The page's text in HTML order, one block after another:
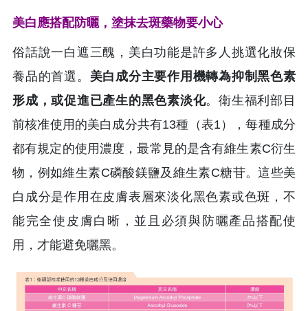
美白應搭配防曬，塗抹去斑藥物要小心
俗話說一白遮三醜，美白功能是許多人挑選化妝保
養品的首選。 美白成分主要作用機轉為抑制黑色素
形成，或促進已產生的黑色素淡化。衛生福利部目
前核准使用的美白成分共有13種（表1），每種成分
都有規定的使用濃度，最常見的是含有維生素C衍生
物，例如維生素C磷酸鎂鹽及維生素C糖苷。這些美
白成分是作用在皮膚表層來淡化黑色素或色斑，不
能完全使皮膚白晰，並且必須與防曬產品搭配使
用，才能避免曬黑。